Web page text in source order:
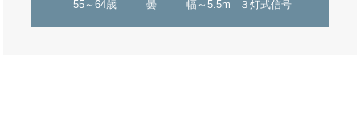
55～64歳 曇 幅～5.5m ３灯式信号